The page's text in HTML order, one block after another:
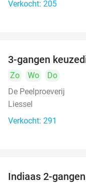
Verkocht: 205
3-gangen
Zo Wo
Do
De Peelproeverij
Liessel
Verkocht: 291
Indiaas 2-